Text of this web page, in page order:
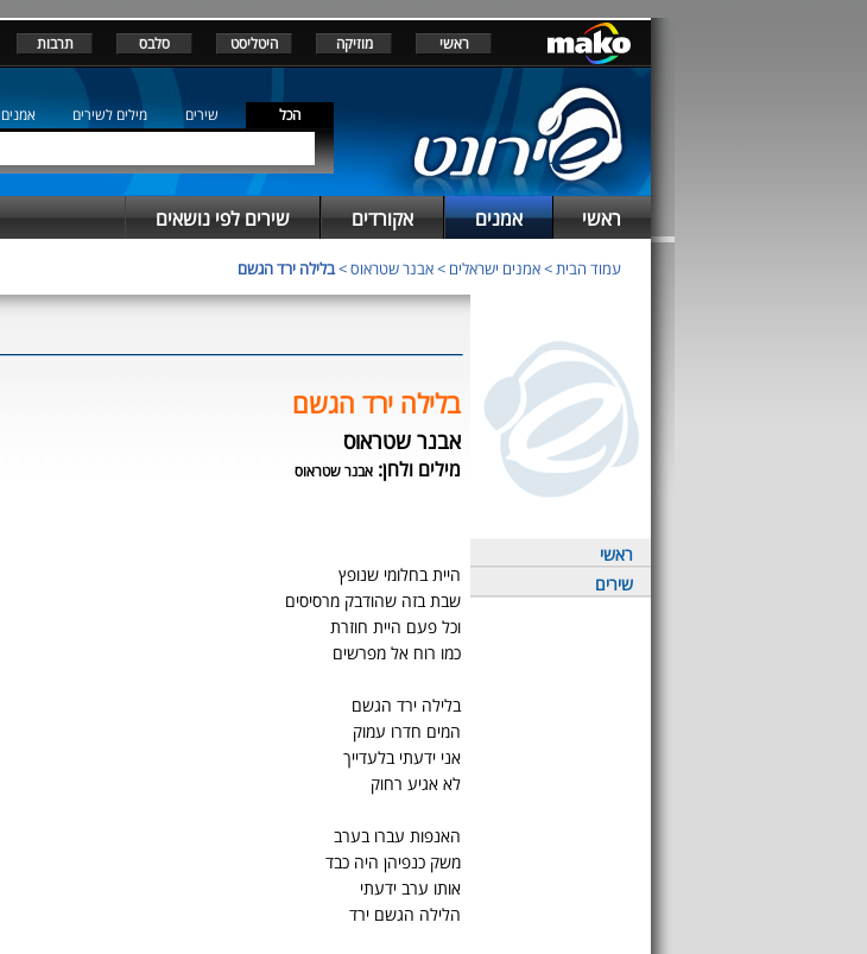
ראשי מוזיקה היטליסט סלבס תרבות
הכל שירים מילים לשירים אמנים
ראשי אמנים אקורדים שירים לפי נושאים
עמוד הבית>אמנים ישראלים >אבנר שטראוס>בלילה ירד הגשם
ראשי
שירים
בלילה ירד הגשם
אבנר שטראוס
מילים ולחן: אבנר שטראוס
היית בחלומי שנופץ
שבת בזה שהודבק מרסיסים
וכל פעם היית חוזרת
כמו רוח אל מפרשים
בלילה ירד הגשם
המים חדרו עמוק
אני ידעתי בלעדייך
לא אגיע רחוק
האנפות עברו בערב
משק כנפיהן היה כבד
אותו ערב ידעתי
הלילה הגשם ירד